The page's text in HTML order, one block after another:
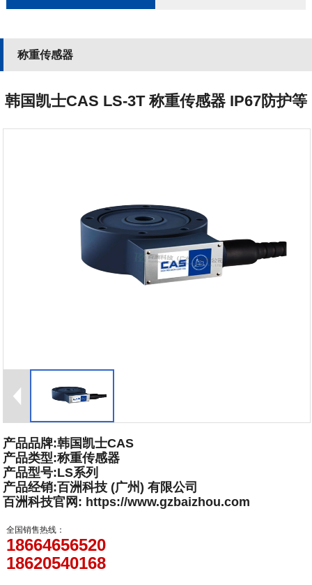
称重传感器
韩国凯士CAS LS-3T 称重传感器 IP67防护等
产品品牌:韩国凯士CAS
产品类型:称重传感器
产品型号:LS系列
产品经销:百洲科技 (广州) 有限公司
百洲科技官网: https://www.gzbaizhou.com
全国销售热线：
18664656520
18620540168